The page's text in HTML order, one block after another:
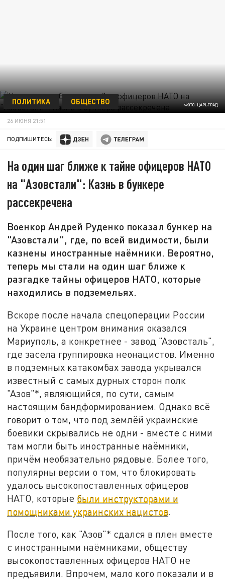
ФОТО: ЦАРЬГРАД
ПОЛИТИКА ОБЩЕСТВО
26 ИЮНЯ 21:51
ПОДПИШИТЕСЬ:
На один шаг ближе к тайне офицеров НАТО
на "Азовстали": Казнь в бункере
рассекречена
Военкор Андрей Руденко показал бункер на
"Азовстали", где, по всей видимости, были
казнены иностранные наёмники. Вероятно,
теперь мы стали на один шаг ближе к
разгадке тайны офицеров НАТО, которые
находились в подземельях.
Вскоре после начала спецоперации России
на Украине центром внимания оказался
Мариуполь, а конкретнее - завод "Азовсталь",
где засела группировка неонацистов. Именно
в подземных катакомбах завода укрывался
известный с самых дурных сторон полк
"Азов"*, являющийся, по сути, самым
настоящим бандформированием. Однако всё
говорит о том, что под землёй украинские
боевики скрывались не одни - вместе с ними
там могли быть иностранные наёмники,
причём необязательно рядовые. Более того,
популярны версии о том, что блокировать
удалось высокопоставленных офицеров
НАТО, которые были инструкторами и
помощниками украинских нацистов.
После того, как "Азов"* сдался в плен вместе
с иностранными наёмниками, обществу
высокопоставленных офицеров НАТО не
предъявили. Впрочем, мало кого показали и в